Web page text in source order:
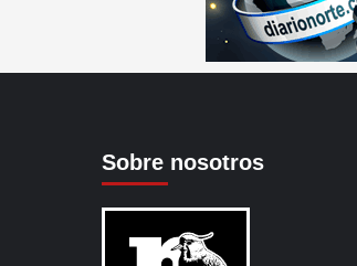
Sobre nosotros